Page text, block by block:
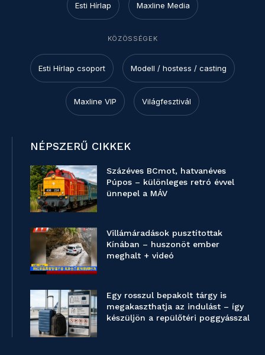
Esti Hírlap Maxline Media
KÖZÖSSÉGEK
Esti Hírlap csoport Modell / hostess / casting
Maxline VIP Világfesztivál
NÉPSZERŰ CIKKEK
Százéves BCmot, hatvanéves
Púpos – különleges retró évvel
ünnepel a MÁV
Villámáradások pusztítottak
Kínában – huszonöt ember
meghalt + videó
Egy rosszul bepakolt tárgy is
megakaszthatja az indulást – így
készüljön a repülőtéri poggyásszal